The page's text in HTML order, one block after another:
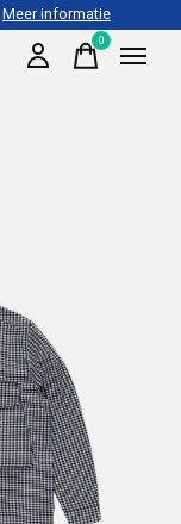
Meer informatie
0items